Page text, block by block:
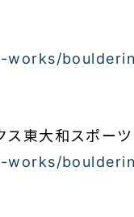
東大和スポー